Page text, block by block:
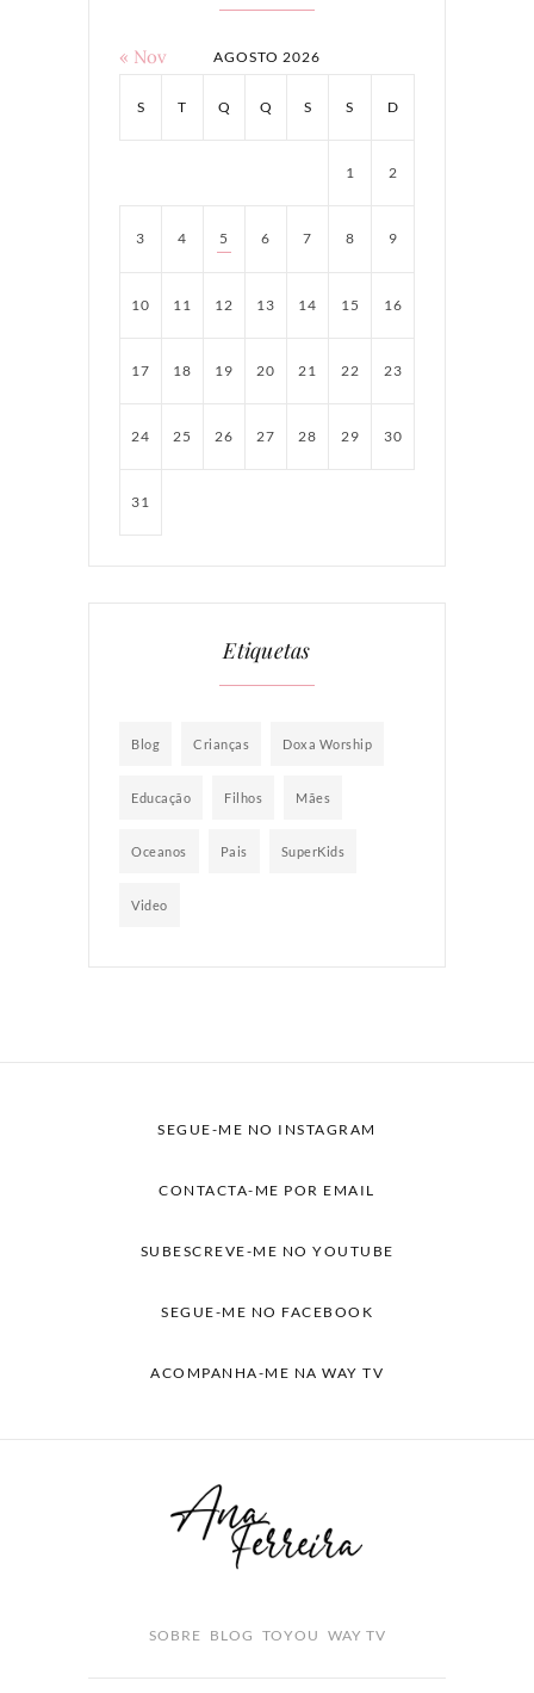
AGOSTO 2026
S T Q Q S S D
1 2
3 4 5 6 7 8 9
10 11 12 13 14 15 16
17 18 19 20 21 22 23
24 25 26 27 28 29 30
31
« Nov
Etiquetas
Blog Crianças Doxa Worship
Educação Filhos Mães
Oceanos Pais SuperKids
Video
SEGUE-ME NO INSTAGRAM
CONTACTA-ME POR EMAIL
SUBESCREVE-ME NO YOUTUBE
SEGUE-ME NO FACEBOOK
ACOMPANHA-ME NA WAY TV
SOBRE BLOG TOYOU WAY TV